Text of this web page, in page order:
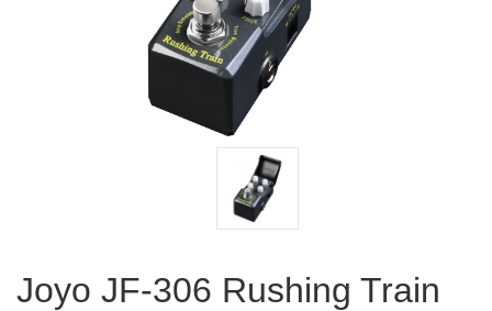
Joyo JF-306 Rushing Train